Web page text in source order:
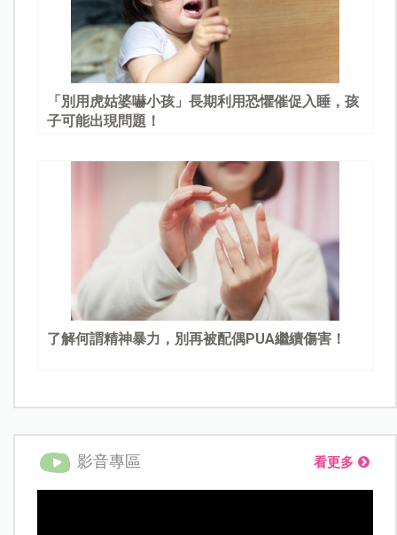
「別用虎姑婆嚇小孩」長期利用恐懼催促入睡，孩
子可能出現問題！
了解何謂精神暴力，別再被配偶PUA繼續傷害！
影音專區 看更多